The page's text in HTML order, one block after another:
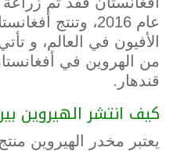
الأفيون في العالم، و
من الهروين في
قندهار.
كيف انتشر الهيروين
يعتبر مخدر الهيروين